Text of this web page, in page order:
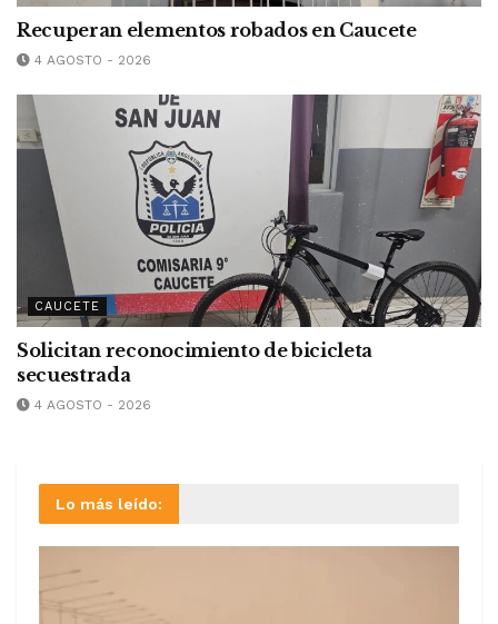
Recuperan elementos robados en Caucete
4 AGOSTO - 2026
CAUCETE
Solicitan reconocimiento de bicicleta
secuestrada
4 AGOSTO - 2026
Lo más leído: